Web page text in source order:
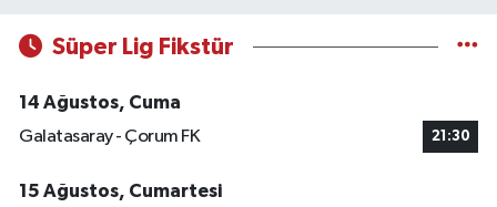
Süper Lig Fikstür
14 Ağustos, Cuma
Galatasaray - Çorum FK
21:30
15 Ağustos, Cumartesi